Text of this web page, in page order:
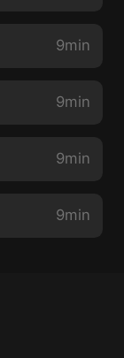
9min
9min
9min
9min